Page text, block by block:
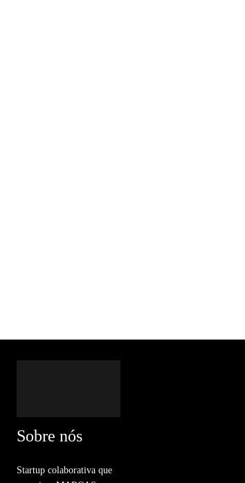
Sobre nós
Startup colaborativa que